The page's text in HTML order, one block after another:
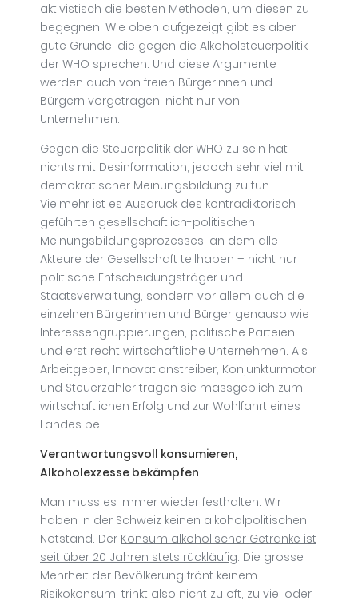
aktivistisch die besten Methoden, um diesen zu
begegnen. Wie oben aufgezeigt gibt es aber
gute Gründe, die gegen die Alkoholsteuerpolitik
der WHO sprechen. Und diese Argumente
werden auch von freien Bürgerinnen und
Bürgern vorgetragen, nicht nur von
Unternehmen.
Gegen die Steuerpolitik der WHO zu sein hat
nichts mit Desinformation, jedoch sehr viel mit
demokratischer Meinungsbildung zu tun.
Vielmehr ist es Ausdruck des kontradiktorisch
geführten gesellschaftlich-politischen
Meinungsbildungsprozesses, an dem alle
Akteure der Gesellschaft teilhaben – nicht nur
politische Entscheidungsträger und
Staatsverwaltung, sondern vor allem auch die
einzelnen Bürgerinnen und Bürger genauso wie
Interessengruppierungen, politische Parteien
und erst recht wirtschaftliche Unternehmen. Als
Arbeitgeber, Innovationstreiber, Konjunkturmotor
und Steuerzahler tragen sie massgeblich zum
wirtschaftlichen Erfolg und zur Wohlfahrt eines
Landes bei.
Verantwortungsvoll konsumieren,
Alkoholexzesse bekämpfen
Man muss es immer wieder festhalten: Wir
haben in der Schweiz keinen alkoholpolitischen
Notstand. Der Konsum alkoholischer Getränke ist
seit über 20 Jahren stets rückläufig. Die grosse
Mehrheit der Bevölkerung frönt keinem
Risikokonsum, trinkt also nicht zu oft, zu viel oder